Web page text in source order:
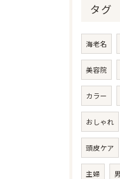
タグ
海老名
美容院
カラー
おしゃれ
頭皮ケア
主婦